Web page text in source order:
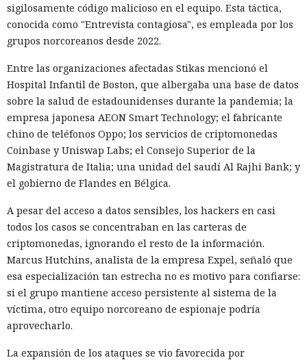
sigilosamente código malicioso en el equipo. Esta táctica,
conocida como "Entrevista contagiosa", es empleada por los
grupos norcoreanos desde 2022.
Entre las organizaciones afectadas Stikas mencionó el
Hospital Infantil de Boston, que albergaba una base de datos
sobre la salud de estadounidenses durante la pandemia; la
empresa japonesa AEON Smart Technology; el fabricante
chino de teléfonos Oppo; los servicios de criptomonedas
Coinbase y Uniswap Labs; el Consejo Superior de la
Magistratura de Italia; una unidad del saudí Al Rajhi Bank; y
el gobierno de Flandes en Bélgica.
A pesar del acceso a datos sensibles, los hackers en casi
todos los casos se concentraban en las carteras de
criptomonedas, ignorando el resto de la información.
Marcus Hutchins, analista de la empresa Expel, señaló que
esa especialización tan estrecha no es motivo para confiarse:
si el grupo mantiene acceso persistente al sistema de la
víctima, otro equipo norcoreano de espionaje podría
aprovecharlo.
La expansión de los ataques se vio favorecida por